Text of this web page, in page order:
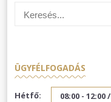
ÜGYFÉLFOGADÁS
Hétfő: 08:00 - 12:00 /